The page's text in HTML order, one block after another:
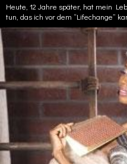
Heute, 12 Jahre später, hat mein
tun, das ich vor dem “Lifechange”